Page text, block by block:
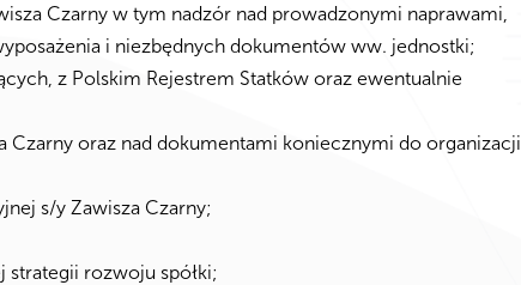
Czarny w tym nadzór nad prowadzonymi naprawami,
i niezbędnych dokumentów ww. jednostki;
z Polskim Rejestrem Statków oraz ewentualnie
Czarny oraz nad dokumentami koniecznymi do organizacji
s/y Zawisza Czarny;
rozwoju spółki;